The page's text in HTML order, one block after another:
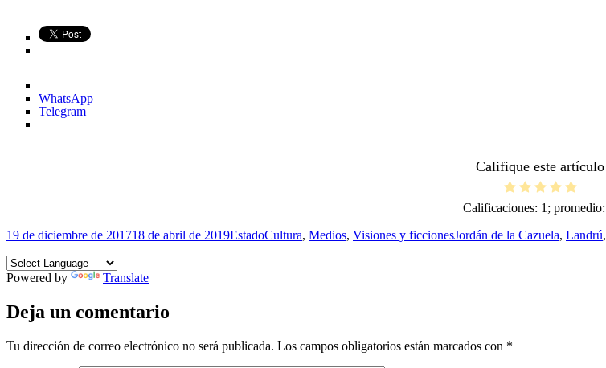
WhatsApp
Telegram
Califique este artículo
Calificaciones: 1 ; promedio:
Publicado
19 de diciembre de 201718 de abril de 2019Formato
EstadoCategorías
Cultura, Medios, Visiones y ficcionesEtiquetas
Jordán de la Cazuela, Landrú,
Powered by Translate
Deja un comentario
Tu dirección de correo electrónico no será publicada. Los campos obligatorios están marcados con *